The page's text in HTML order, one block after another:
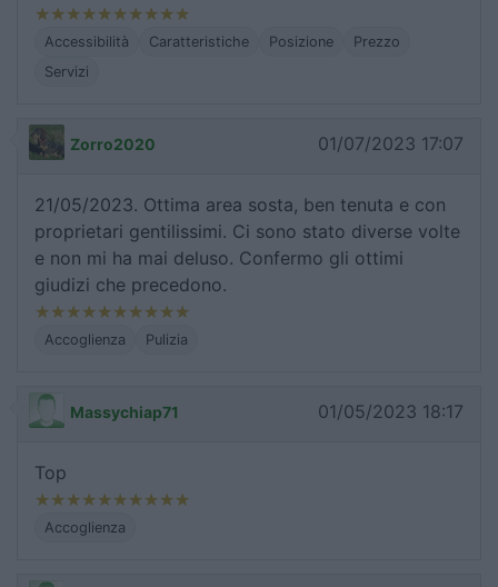
Accessibilità Caratteristiche Posizione
Prezzo
Servizi
Zorro2020 01/07/2023 17:07
21/05/2023. Ottima area sosta, ben tenuta e con
proprietari gentilissimi. Ci sono stato diverse volte
e non mi ha mai deluso. Confermo gli ottimi
giudizi che precedono.
Accoglienza Pulizia
Massychiap71 01/05/2023 18:17
Top
Accoglienza